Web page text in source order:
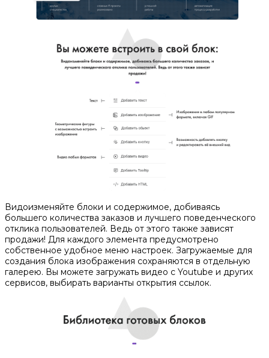
Видоизменяйте блоки и содержимое, добиваясь
большего количества заказов и лучшего поведенческого
отклика пользователей. Ведь от этого также зависят
продажи! Для каждого элемента предусмотрено
собственное удобное меню настроек. Загружаемые для
создания блока изображения сохраняются в отдельную
галерею. Вы можете загружать видео с Youtube и других
сервисов, выбирать варианты открытия ссылок.